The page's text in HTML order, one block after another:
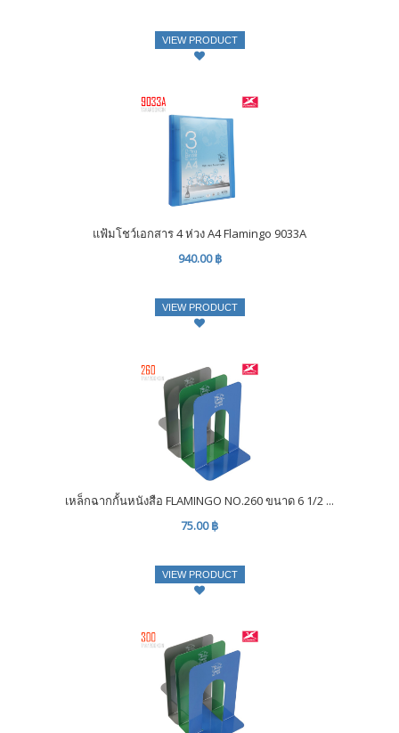
VIEW PRODUCT
แฟ้มโชว์เอกสาร 4 ห่วง A4 Flamingo 9033A
940.00 ฿
VIEW PRODUCT
เหล็กฉากกั้นหนังสือ FLAMINGO NO.260 ขนาด 6 1/2 ...
75.00 ฿
VIEW PRODUCT